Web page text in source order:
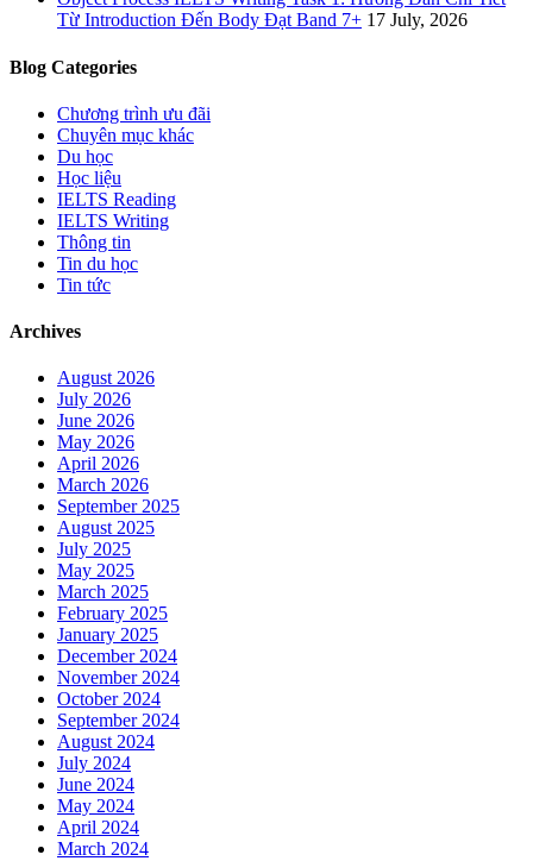
Từ Introduction Đến Body Đạt Band 7+ 17 July, 2026
Blog Categories
Chương trình ưu đãi
Chuyên mục khác
Du học
Học liệu
IELTS Reading
IELTS Writing
Thông tin
Tin du học
Tin tức
Archives
August 2026
July 2026
June 2026
May 2026
April 2026
March 2026
September 2025
August 2025
July 2025
May 2025
March 2025
February 2025
January 2025
December 2024
November 2024
October 2024
September 2024
August 2024
July 2024
June 2024
May 2024
April 2024
March 2024